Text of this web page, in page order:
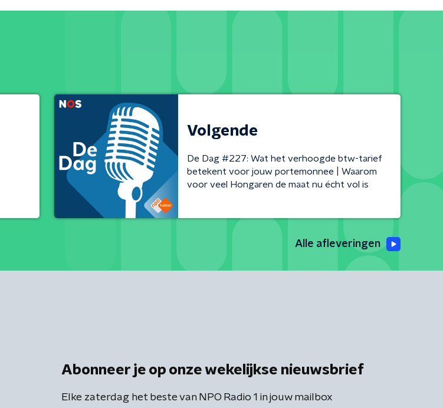
Volgende
De Dag #227: Wat het verhoogde btw-tarief
betekent voor jouw portemonnee | Waarom
voor veel Hongaren de maat nu écht vol is
Alle afleveringen
Abonneer je op onze wekelijkse nieuwsbrief
Elke zaterdag het beste van NPO Radio 1 in jouw mailbox